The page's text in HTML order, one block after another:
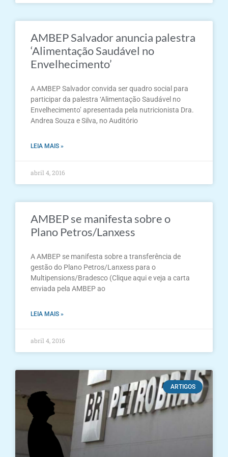
AMBEP Salvador anuncia palestra
‘Alimentação Saudável no
Envelhecimento’
A AMBEP Salvador convida ser quadro social para
participar da palestra ‘Alimentação Saudável no
Envelhecimento’ apresentada pela nutricionista Dra.
Andrea Souza e Silva, no Auditório
LEIA MAIS »
abril 4, 2016
AMBEP se manifesta sobre o
Plano Petros/Lanxess
A AMBEP se manifesta sobre a transferência de
gestão do Plano Petros/Lanxess para o
Multipensions/Bradesco (Clique aqui e veja a carta
enviada pela AMBEP ao
LEIA MAIS »
abril 4, 2016
ARTIGOS